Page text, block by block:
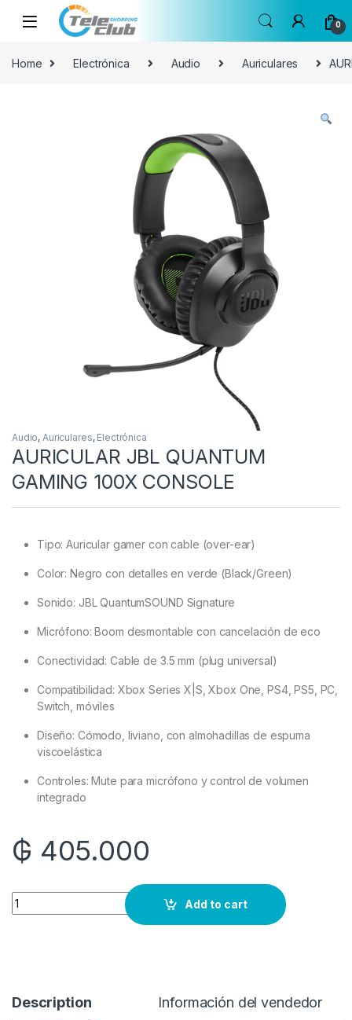
Skip to navigation
Skip to content
0
Home Electrónica Audio Auriculares
Audio, Auriculares, Electrónica
AURICULAR JBL QUANTUM
GAMING 100X CONSOLE
Tipo: Auricular gamer con cable (over-ear)
Color: Negro con detalles en verde (Black/Green)
Sonido: JBL QuantumSOUND Signature
Micrófono: Boom desmontable con cancelación de eco
Conectividad: Cable de 3.5 mm (plug universal)
Compatibilidad: Xbox Series X|S, Xbox One, PS4, PS5, PC,
Switch, móviles
Diseño: Cómodo, liviano, con almohadillas de espuma
viscoelástica
Controles: Mute para micrófono y control de volumen
integrado
₲ 405.000
Quantity
Add to cart
Description Información del vendedor